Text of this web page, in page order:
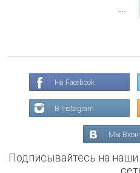
На Facebook
В Instagram
Мы
Подписывайтесь на